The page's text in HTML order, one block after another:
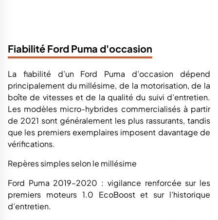
Fiabilité Ford Puma d'occasion
La fiabilité d’un Ford Puma d’occasion dépend
principalement du millésime, de la motorisation, de la
boîte de vitesses et de la qualité du suivi d’entretien.
Les modèles micro-hybrides commercialisés à partir
de 2021 sont généralement les plus rassurants, tandis
que les premiers exemplaires imposent davantage de
vérifications.
Repères simples selon le millésime
Ford Puma 2019–2020 : vigilance renforcée sur les
premiers moteurs 1.0 EcoBoost et sur l’historique
d’entretien.